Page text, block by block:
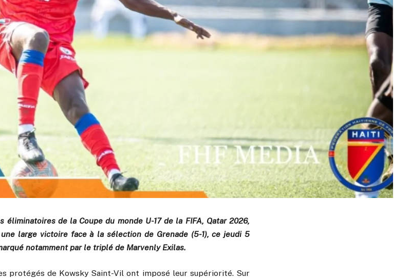
de la Coupe du monde U-17 de la FIFA, Qatar 2026,
large victoire face à la sélection de Grenade (5-1), ce jeudi 5
notamment par le triplé de Marvenly Exilas.
protégés de Kowsky Saint-Vil ont imposé leur supériorité. Sur